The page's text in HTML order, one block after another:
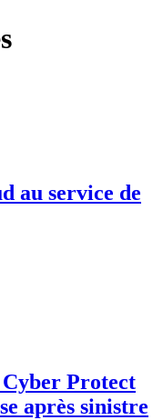
au service de
Protect
après sinistre